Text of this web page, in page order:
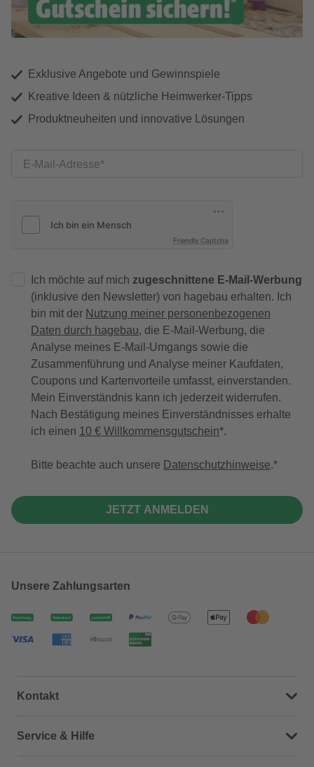
Exklusive Angebote und Gewinnspiele
Kreative Ideen & nützliche Heimwerker-Tipps
Produktneuheiten und innovative Lösungen
E-Mail-Adresse
Friendly Captcha
Ich möchte auf mich zugeschnittene E-Mail-Werbung
(inklusive den Newsletter) von hagebau erhalten. Ich
bin mit der Nutzung meiner personenbezogenen
Daten durch hagebau, die E-Mail-Werbung, die
Analyse meines E-Mail-Umgangs sowie die
Zusammenführung und Analyse meiner Kaufdaten,
Coupons und Kartenvorteile umfasst, einverstanden.
Mein Einverständnis kann ich jederzeit widerrufen.
Nach Bestätigung meines Einverständnisses erhalte
ich einen 10 € Willkommensgutschein*.
Bitte beachte auch unsere Datenschutzhinweise.
JETZT ANMELDEN
Unsere Zahlungsarten
Kontakt
Dein Kontakt zu uns
Service & Hilfe